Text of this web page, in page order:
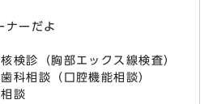
ーだよ
検診（胸部エックス線検査）
科相談（口腔機能相談）
談